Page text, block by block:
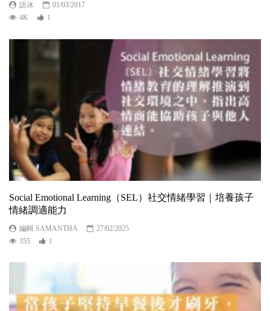
語冰
01/03/2017
4K
1
Social Emotional Learning（SEL）社交情緒學習｜培養孩子
情緒調適能力
編輯 SAMANTHA
27/02/2025
355
1